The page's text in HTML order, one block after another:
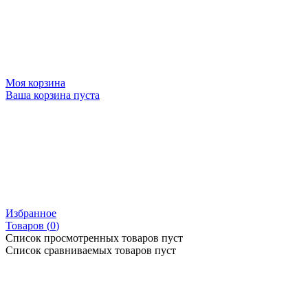
Моя корзина
Ваша корзина пуста
Избранное
Товаров (0)
Список просмотренных товаров пуст
Список сравниваемых товаров пуст